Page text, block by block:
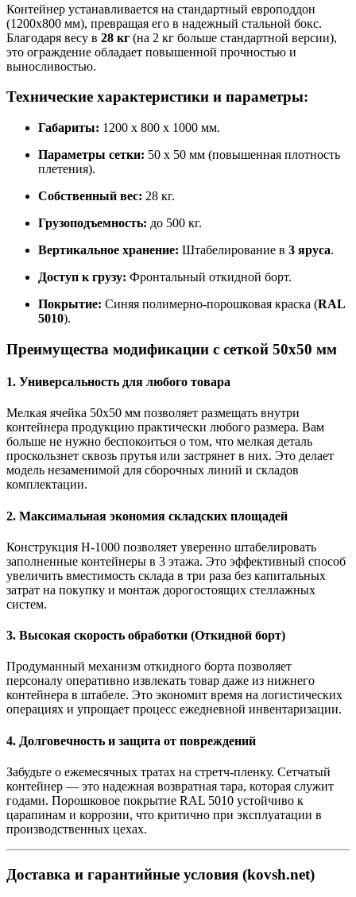
Контейнер устанавливается на стандартный европоддон
(1200х800 мм), превращая его в надежный стальной бокс.
Благодаря весу в 28 кг (на 2 кг больше стандартной версии),
это ограждение обладает повышенной прочностью и
выносливостью.
Технические характеристики и параметры:
Габариты: 1200 х 800 х 1000 мм.
Параметры сетки: 50 х 50 мм (повышенная плотность
плетения).
Собственный вес: 28 кг.
Грузоподъемность: до 500 кг.
Вертикальное хранение: Штабелирование в 3 яруса.
Доступ к грузу: Фронтальный откидной борт.
Покрытие: Синяя полимерно-порошковая краска (RAL
5010).
Преимущества модификации с сеткой 50х50 мм
1. Универсальность для любого товара
Мелкая ячейка 50х50 мм позволяет размещать внутри
контейнера продукцию практически любого размера. Вам
больше не нужно беспокоиться о том, что мелкая деталь
проскользнет сквозь прутья или застрянет в них. Это делает
модель незаменимой для сборочных линий и складов
комплектации.
2. Максимальная экономия складских площадей
Конструкция H-1000 позволяет уверенно штабелировать
заполненные контейнеры в 3 этажа. Это эффективный способ
увеличить вместимость склада в три раза без капитальных
затрат на покупку и монтаж дорогостоящих стеллажных
систем.
3. Высокая скорость обработки (Откидной борт)
Продуманный механизм откидного борта позволяет
персоналу оперативно извлекать товар даже из нижнего
контейнера в штабеле. Это экономит время на логистических
операциях и упрощает процесс ежедневной инвентаризации.
4. Долговечность и защита от повреждений
Забудьте о ежемесячных тратах на стретч-пленку. Сетчатый
контейнер — это надежная возвратная тара, которая служит
годами. Порошковое покрытие RAL 5010 устойчиво к
царапинам и коррозии, что критично при эксплуатации в
производственных цехах.
Доставка и гарантийные условия (kovsh.net)